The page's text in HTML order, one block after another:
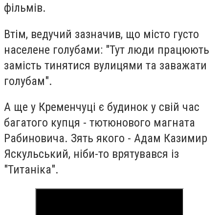
фільмів.
Втім, ведучий зазначив, що місто густо
населене голубами: "Тут люди працюють
замість тинятися вулицями та заважати
голубам".
А ще у Кременчуці є будинок у свій час
багатого купця - тютюнового магната
Рабиновича. Зять якого - Адам Казимир
Яскульський, ніби-то врятувався із
"Титаніка".